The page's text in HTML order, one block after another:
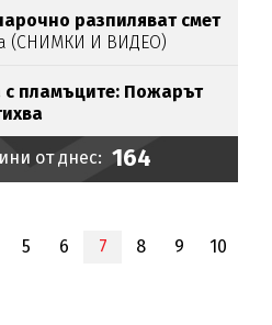
разпиляват смет
(СНИМКИ И ВИДЕО)
с пламъците: Пожарът
от днес: 164
5 6 7 8 9
10